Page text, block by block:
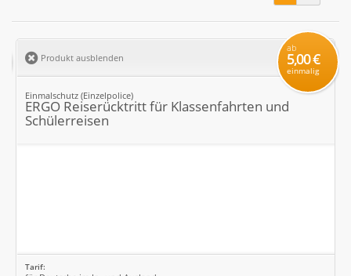
Produkt ausblenden
ab
5,00 €
einmalig
Einmalschutz (Einzelpolice)
ERGO Reiserücktritt für Klassenfahrten und
Schülerreisen
Tarif: